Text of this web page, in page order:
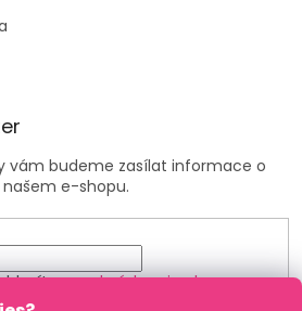
vám budeme zasílat informace o
e-shopu.
spodmínkami ochrany